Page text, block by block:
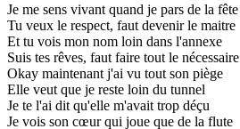
Je me sens vivant quand je pars de la fête
Tu veux le respect, faut devenir le maitre
Et tu vois mon nom loin dans l'annexe
Suis tes rêves, faut faire tout le nécessaire
Okay maintenant j'ai vu tout son piège
Elle veut que je reste loin du tunnel
Je te l'ai dit qu'elle m'avait trop déçu
Je vois son cœur qui joue que de la flute